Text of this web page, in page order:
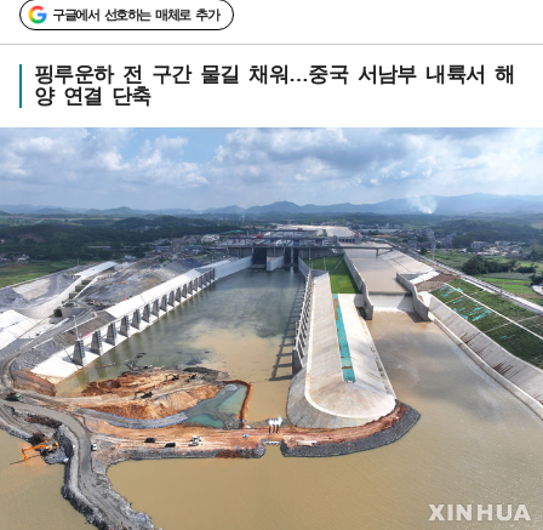
구글에서 선호하는 매체로 추가
핑루운하 전 구간 물길 채워…중국 서남부 내륙서 해
양 연결 단축